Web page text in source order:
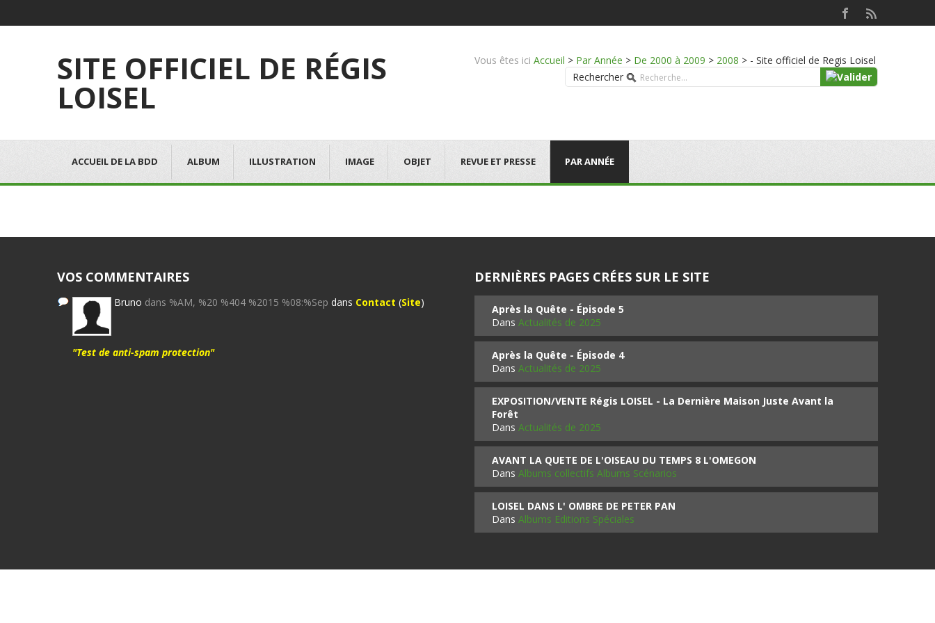
SITE OFFICIEL DE RÉGIS
LOISEL
Vous êtes ici Accueil > Par Année > De 2000 à 2009 > 2008 > - Site officiel de Regis Loisel
Rechercher
ACCUEIL DE LA BDD ALBUM ILLUSTRATION IMAGE OBJET REVUE ET PRESSE PAR ANNÉE
VOS COMMENTAIRES
Bruno dans %AM, %20 %404 %2015 %08:%Sep dans Contact (Site)
"Test de anti-spam protection"
DERNIÈRES PAGES CRÉES SUR LE SITE
Après la Quête - Épisode 5
Dans Actualités de 2025
Après la Quête - Épisode 4
Dans Actualités de 2025
EXPOSITION/VENTE Régis LOISEL - La Dernière Maison Juste Avant la
Forêt
Dans Actualités de 2025
AVANT LA QUETE DE L'OISEAU DU TEMPS 8 L'OMEGON
Dans Albums collectifs Albums Scénarios
LOISEL DANS L' OMBRE DE PETER PAN
Dans Albums Editions Spéciales